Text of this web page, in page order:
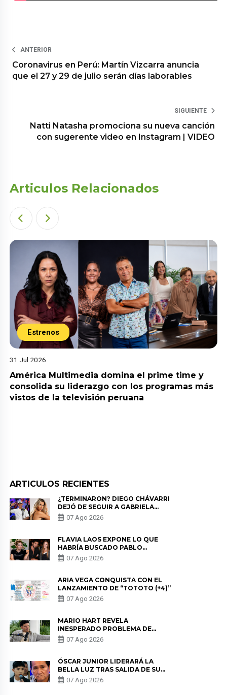
ANTERIOR
Coronavirus en Perú: Martín Vizcarra anuncia
que el 27 y 29 de julio serán días laborables
SIGUIENTE
Natti Natasha promociona su nueva canción
con sugerente video en Instagram | VIDEO
Articulos Relacionados
Estrenos
31 Jul 2026
América Multimedia domina el prime time y
consolida su liderazgo con los programas más
vistos de la televisión peruana
ARTICULOS RECIENTES
¿TERMINARON? DIEGO CHÁVARRI
DEJÓ DE SEGUIR A GABRIELA
HERRERA Y ANUNCIA SU SALIDA
DE PÓDCAST
07 Ago 2026
FLAVIA LAOS EXPONE LO QUE
HABRÍA BUSCADO PABLO
HEREDIA CON ALE FULLER: “UNA
DE LAS PARTES QUERÍA EL
07 Ago 2026
ARIA VEGA CONQUISTA CON EL
LANZAMIENTO DE “TOTOTO (+4)”
07 Ago 2026
MARIO HART REVELA
INESPERADO PROBLEMA DE
SALUD ANTES DE SEPARARSE DE
KORINA: “ME ENCONTRARON UN
07 Ago 2026
ÓSCAR JUNIOR LIDERARÁ LA
BELLA LUZ TRAS SALIDA DE SU
PADRE POR POLÉMICA CON
NALDY SALDAÑA
07 Ago 2026